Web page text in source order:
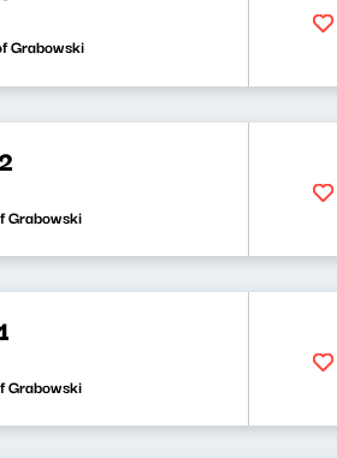
Grabowski
Grabowski
Grabowski